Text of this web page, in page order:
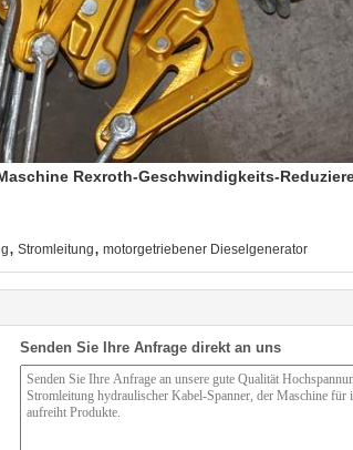
Rexroth-Geschwindigkeits-
, Stromleitung, motorgetriebener Dieselgenerator
Senden Sie Ihre Anfrage direkt an uns